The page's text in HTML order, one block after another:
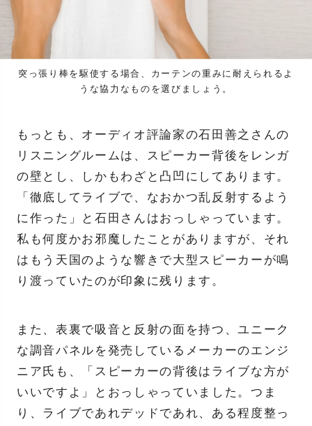
突っ張り棒を駆使する場合、カーテンの重みに耐えられるよ
うな協力なものを選びましょう。
もっとも、オーディオ評論家の石田善之さんの
リスニングルームは、スピーカー背後をレンガ
の壁とし、しかもわざと凸凹にしてあります。
「徹底してライブで、なおかつ乱反射するよう
に作った」と石田さんはおっしゃっています。
私も何度かお邪魔したことがありますが、それ
はもう天国のような響きで大型スピーカーが鳴
り渡っていたのが印象に残ります。
また、表裏で吸音と反射の面を持つ、ユニーク
な調音パネルを発売しているメーカーのエンジ
ニア氏も、「スピーカーの背後はライブな方が
いいですよ」とおっしゃっていました。つま
り、ライブであれデッドであれ、ある程度整っ